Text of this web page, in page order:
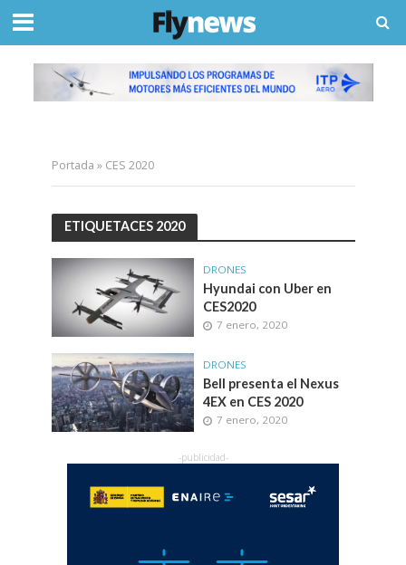
Portada » CES 2020
ETIQUETACES 2020
DRONES
Hyundai con Uber en
CES2020
7 enero, 2020
DRONES
Bell presenta el Nexus
4EX en CES 2020
7 enero, 2020